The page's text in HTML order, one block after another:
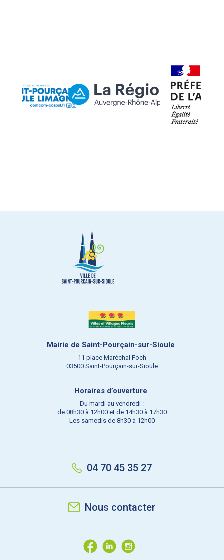
Mairie de Saint-Pourçain-sur-Sioule
11 place Maréchal Foch
03500 Saint-Pourçain-sur-Sioule
Horaires d’ouverture
Du mardi au vendredi :
de 08h30 à 12h00 et de 14h30 à 17h30
Les samedis de 8h30 à 12h00
04 70 45 35 27
Nous contacter